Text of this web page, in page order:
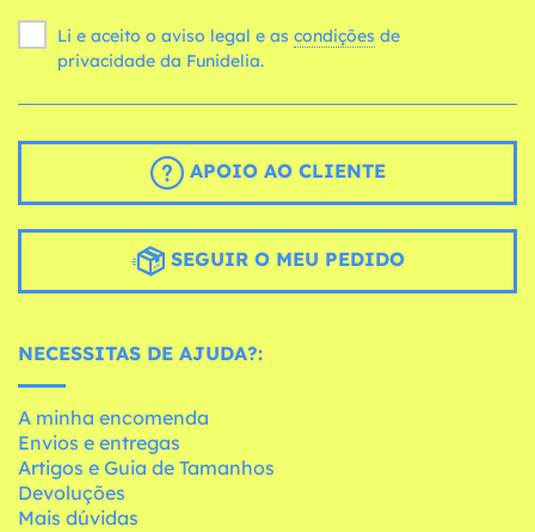
Li e aceito o aviso legal e as condições
privacidade da Funidelia.
APOIO AO CLIENTE
SEGUIR O MEU PEDIDO
NECESSITAS DE AJUDA?:
A minha encomenda
Envios e entregas
Artigos e Guia de Tamanhos
Devoluções
Mais dúvidas